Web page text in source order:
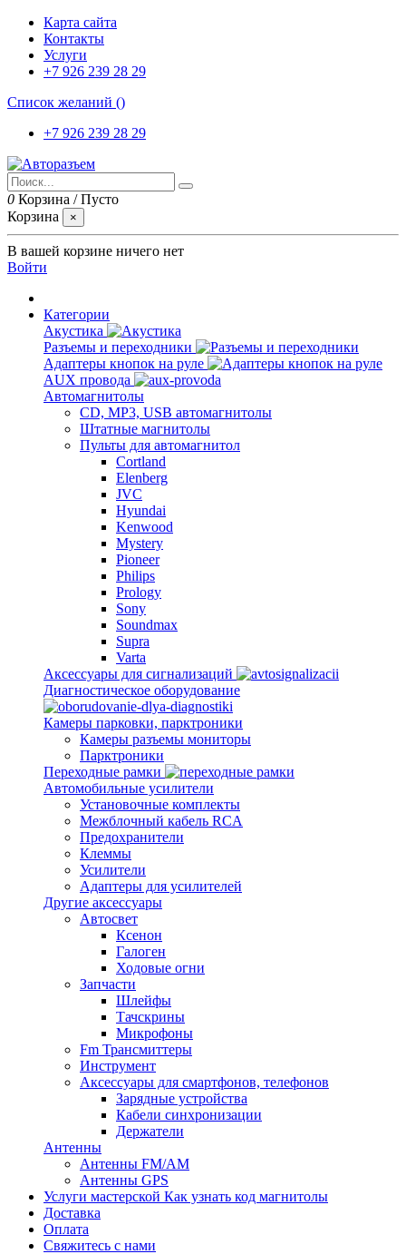
Карта сайта
Контакты
Услуги
+7 926 239 28 29
Список желаний ()
+7 926 239 28 29
0 Корзина /Пусто
Корзина
×
В вашей корзине ничего нет
Войти
Категории
Акустика
Разъемы и переходники
Адаптеры кнопок на руле
AUX провода
Автомагнитолы
CD, MP3, USB автомагнитолы
Штатные магнитолы
Пульты для автомагнитол
Cortland
Elenberg
JVC
Hyundai
Kenwood
Mystery
Pioneer
Philips
Prology
Sony
Soundmax
Supra
Varta
Аксессуары для сигнализаций
Диагностическое оборудование
Камеры парковки, парктроники
Камеры разъемы мониторы
Парктроники
Переходные рамки
Автомобильные усилители
Установочные комплекты
Межблочный кабель RCA
Предохранители
Клеммы
Усилители
Адаптеры для усилителей
Другие аксессуары
Автосвет
Ксенон
Галоген
Ходовые огни
Запчасти
Шлейфы
Тачскрины
Микрофоны
Fm Трансмиттеры
Инструмент
Аксессуары для смартфонов, телефонов
Зарядные устройства
Кабели синхронизации
Держатели
Антенны
Антенны FM/AM
Антенны GPS
Услуги мастерской Как узнать код магнитолы
Доставка
Оплата
Свяжитесь с нами